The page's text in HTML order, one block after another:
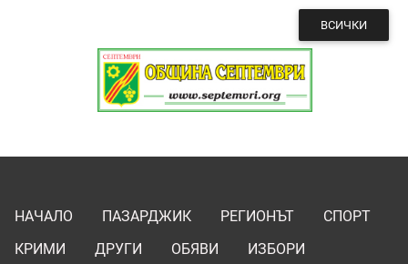
ВСИЧКИ
НАЧАЛО ПАЗАРДЖИК РЕГИОНЪТ
СПОРТ
КРИМИ
ДРУГИ ОБЯВИ
ИЗБОРИ